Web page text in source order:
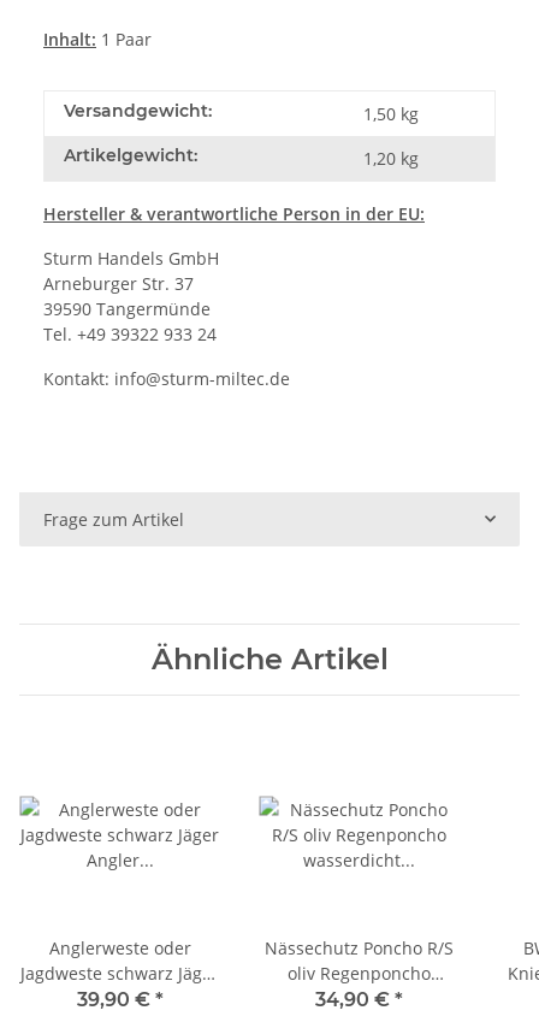
Inhalt: 1 Paar
Versandgewicht: 1,50 kg
Artikelgewicht: 1,20 kg
Hersteller & verantwortliche Person in der EU:
Sturm Handels GmbH
Arneburger Str. 37
39590 Tangermünde
Tel. +49 39322 933 24
Kontakt: info@sturm-miltec.de
Frage zum Artikel
Ähnliche Artikel
Anglerweste oder
Jagdweste schwarz Jäger
Angler Ranger Weste
39,90 € *
Nässechutz Poncho R/S
oliv Regenponcho
wasserdicht Security
34,90 € *